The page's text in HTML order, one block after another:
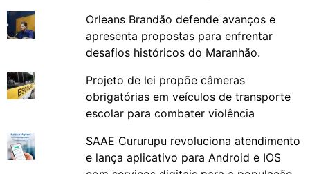
Orleans Brandão defende avanços e
apresenta propostas para enfrentar
desafios históricos do Maranhão.
Projeto de lei propõe câmeras
obrigatórias em veículos de transporte
escolar para combater violência
SAAE Cururupu revoluciona atendimento
e lança aplicativo para Android e IOS